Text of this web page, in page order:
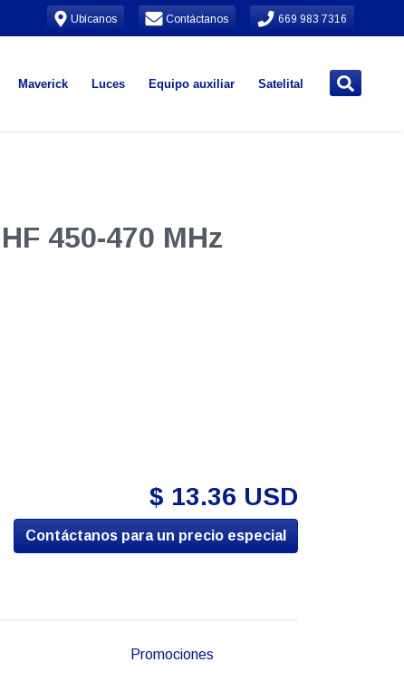
Ubícanos Contáctanos 669 983 7316
Maverick Luces Equipo auxiliar Satelital
450-470 MHz
$ 13.36 USD
Contáctanos para un precio especial
Promociones